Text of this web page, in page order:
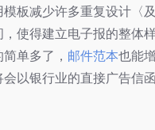
模板减少许多重复设计〈
使得建立电子报的整体
单多了， 邮件范本也能
以银行业的直接广告信